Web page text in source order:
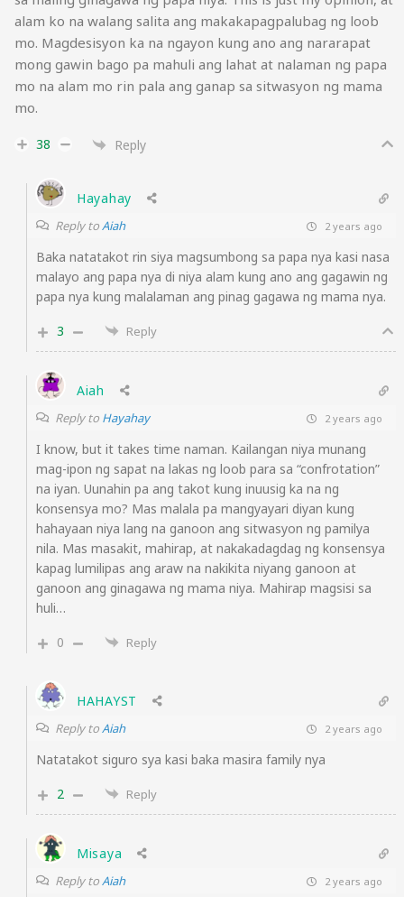
alam ko na walang salita ang makakapagpalubag ng loob
mo. Magdesisyon ka na ngayon kung ano ang nararapat
mong gawin bago pa mahuli ang lahat at nalaman ng papa
mo na alam mo rin pala ang ganap sa sitwasyon ng mama
mo.
38 Reply
Hayahay
Reply toAiah 2 years ago
Baka natatakot rin siya magsumbong sa papa nya kasi nasa
malayo ang papa nya di niya alam kung ano ang gagawin ng
papa nya kung malalaman ang pinag gagawa ng mama nya.
3
Reply
Aiah
Reply to Hayahay 2 years ago
I know, but it takes time naman. Kailangan niya munang
mag-ipon ng sapat na lakas ng loob para sa “confrotation”
na iyan. Uunahin pa ang takot kung inuusig ka na ng
konsensya mo? Mas malala pa mangyayari diyan kung
hahayaan niya lang na ganoon ang sitwasyon ng pamilya
nila. Mas masakit, mahirap, at nakakadagdag ng konsensya
kapag lumilipas ang araw na nakikita niyang ganoon at
ganoon ang ginagawa ng mama niya. Mahirap magsisi sa
huli…
0
Reply
HAHAYST
Reply toAiah 2 years ago
Natatakot siguro sya kasi baka masira family nya
2
Reply
Misaya
Reply toAiah 2 years ago